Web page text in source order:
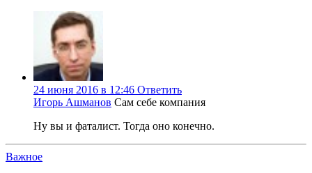
24 июня 2016 в 12:46 Ответить
Игорь Ашманов Сам себе компания
Ну вы и фаталист. Тогда оно конечно.
Важное